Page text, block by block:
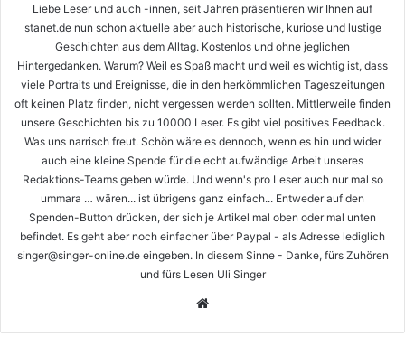
Liebe Leser und auch -innen, seit Jahren präsentieren wir Ihnen auf
stanet.de nun schon aktuelle aber auch historische, kuriose und lustige
Geschichten aus dem Alltag. Kostenlos und ohne jeglichen
Hintergedanken. Warum? Weil es Spaß macht und weil es wichtig ist, dass
viele Portraits und Ereignisse, die in den herkömmlichen Tageszeitungen
oft keinen Platz finden, nicht vergessen werden sollten. Mittlerweile finden
unsere Geschichten bis zu 10000 Leser. Es gibt viel positives Feedback.
Was uns narrisch freut. Schön wäre es dennoch, wenn es hin und wider
auch eine kleine Spende für die echt aufwändige Arbeit unseres
Redaktions-Teams geben würde. Und wenn's pro Leser auch nur mal so
ummara … wären... ist übrigens ganz einfach... Entweder auf den
Spenden-Button drücken, der sich je Artikel mal oben oder mal unten
befindet. Es geht aber noch einfacher über Paypal - als Adresse lediglich
singer@singer-online.de eingeben. In diesem Sinne - Danke, fürs Zuhören
und fürs Lesen Uli Singer